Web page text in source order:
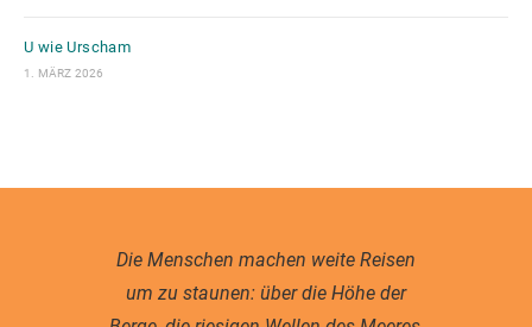
U wie Urscham
1. MÄRZ 2026
Die Menschen machen weite Reisen
um zu staunen: über die Höhe der